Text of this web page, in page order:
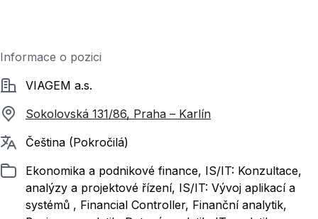
Informace o pozici
SpolečnostVIAGEM a.s.
Sokolovská 131/86, Praha – Karlín
Požadované jazyky
Čeština (Pokročilá)
ZařazenoEkonomika a podnikové finance, IS/IT: Konzultace,
analýzy a projektové řízení, IS/IT: Vývoj aplikací a
systémů , Financial Controller, Finanční analytik,